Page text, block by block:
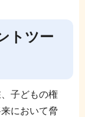
トツー
子どもの権
において脅